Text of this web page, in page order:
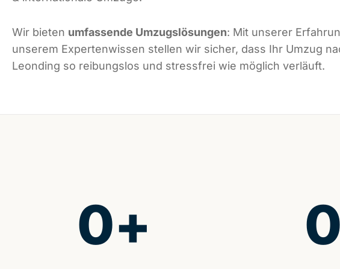
Wir bieten umfassende Umzugslösungen: Mit unserer
unserem Expertenwissen stellen wir sicher, dass Ihr Umzug
Leonding so reibungslos und stressfrei wie möglich verläuft.
0+ 0